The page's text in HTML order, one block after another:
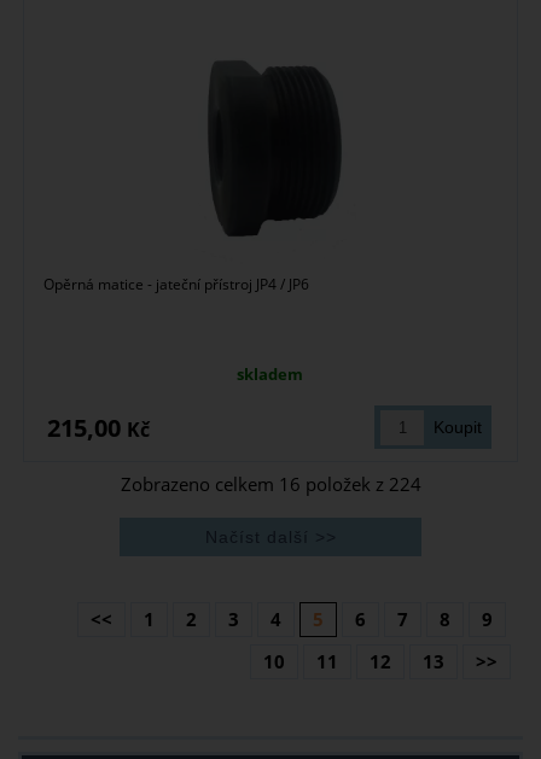
Opěrná matice - jateční přístroj JP4 / JP6
skladem
215,00 Kč
Zobrazeno celkem 16 položek z 224
<< 1 2 3 4 5 6 7 8
9
10
11 12 13 >>